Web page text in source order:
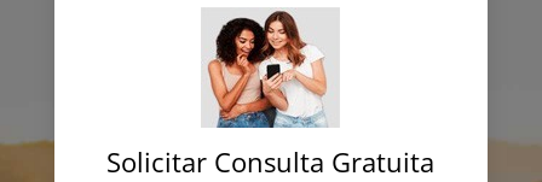
Solicitar Consulta Gratuita